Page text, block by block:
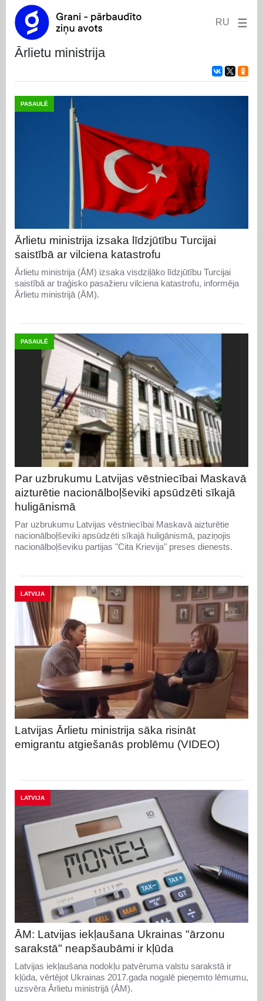
RU
ārlietu ministrija
PASAULĒ
Ārlietu ministrija izsaka līdzjūtību Turcijai
saistībā ar vilciena katastrofu
Ārlietu ministrija (ĀM) izsaka visdziļāko līdzjūtību Turcijai
saistībā ar traģisko pasažieru vilciena katastrofu, informēja
Ārlietu ministrijā (ĀM).
PASAULĒ
Par uzbrukumu Latvijas vēstniecībai Maskavā
aizturētie nacionālboļševiki apsūdzēti sīkajā
huligānismā
Par uzbrukumu Latvijas vēstniecībai Maskavā aizturētie
nacionālboļševiki apsūdzēti sīkajā huligānismā, paziņojis
nacionālboļševiku partijas "Cita Krievija" preses dienests.
LATVIJA
Latvijas Ārlietu ministrija sāka risināt
emigrantu atgiešanās problēmu (VIDEO)
LATVIJA
ĀM: Latvijas iekļaušana Ukrainas "ārzonu
sarakstā" neapšaubāmi ir kļūda
Latvijas iekļaušana nodokļu patvēruma valstu sarakstā ir
kļūda, vērtējot Ukrainas 2017.gada nogalē pieņemto lēmumu,
uzsvēra Ārlietu ministrijā (ĀM).